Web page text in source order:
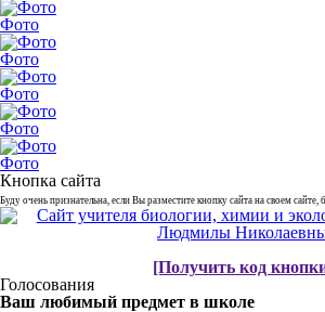
Фото
Фото
Фото
Фото
Фото
Кнопка сайта
Буду очень признательна, если Вы разместите кнопку сайта на своем
[Получить код
Голосования
Ваш любимый предмет в школе